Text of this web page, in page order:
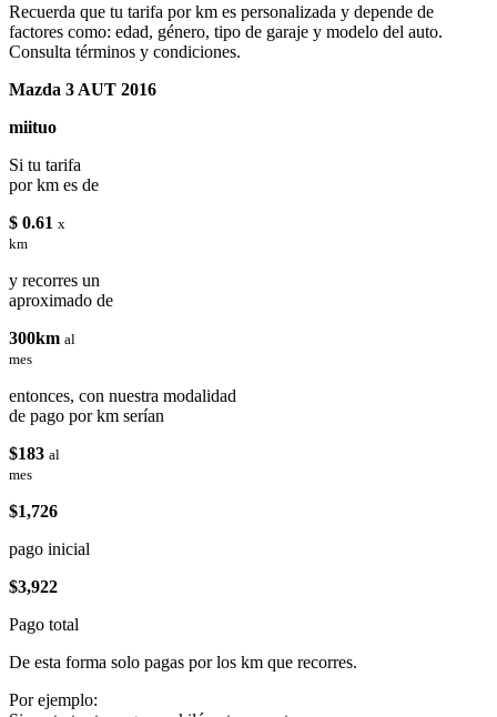
Recuerda que tu tarifa por km es personalizada y depende de
factores como: edad, género, tipo de garaje y modelo del auto.
Consulta términos y condiciones.
Mazda 3 AUT 2016
miituo
Si tu tarifa
por km es de
$ 0.61 x
km
y recorres un
aproximado de
300km al
mes
entonces, con nuestra modalidad
de pago por km serían
$183 al
mes
$1,726
pago inicial
$3,922
Pago total
De esta forma solo pagas por los km que recorres.
Por ejemplo: